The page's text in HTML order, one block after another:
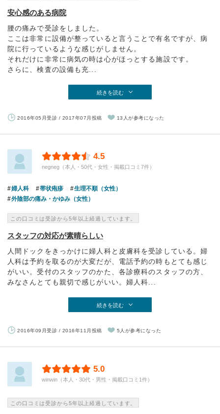
安心感のある病院
腰の痛みで受診をしました。
ここは非常に設備が整っていると言うことで有名ですが、病
院に行っているような感じがしません。
それだけに非常に病気の時は心がほっとする施設です。
さらに、検査の設備も充...
続きを読む
2016年05月受診 / 2017年07月投稿 13人が参考になった
4.5
negneg（本人・50代・女性・掲載口コミ7件）
婦人科 帯状疱疹
生理不順（女性）
外陰部の痛み・かゆみ（女性）
この口コミは受診から5年以上経過しています。
スタッフの対応が素晴らしい
人間ドックをきっかけに婦人科と皮膚科を受診している。婦
人科は予約を取るのが大変だが、電話予約の時もとても感じ
がいい。受付のスタッフのかた、各診療科のスタッフの方、
みなさんとても親切で感じがいい。婦人科...
続きを読む
2016年09月受診 / 2016年11月投稿 5人が参考になった
5.0
winwin（本人・30代・男性・掲載口コミ1件）
この口コミは受診から5年以上経過しています。